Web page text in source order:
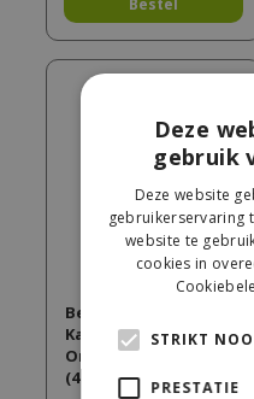
Beaphar Milqestra
Kat 2-12kg
Ontwormingsmiddel
(4 tabletten)
Deze
gebruik
Deze website
gebruikerservaring
website te
cookies in
STRIKT
PRESTATIE